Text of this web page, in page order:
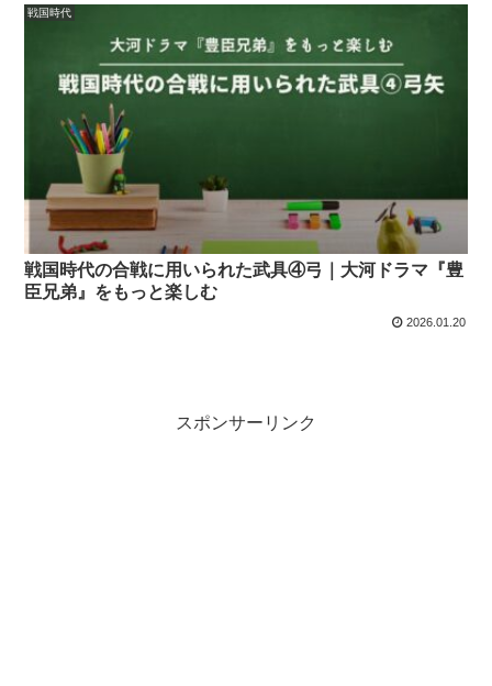
戦国時代
戦国時代の合戦に用いられた武具④弓｜大河ドラマ『豊
臣兄弟』をもっと楽しむ
2026.01.20
スポンサーリンク